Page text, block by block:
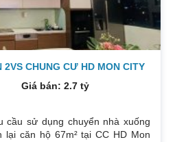
2VS CHUNG CƯ HD MON CITY
Giá bán: 2.7 tỷ
cầu sử dụng chuyển nhà xuống
lại căn hộ 67m² tại CC HD Mon